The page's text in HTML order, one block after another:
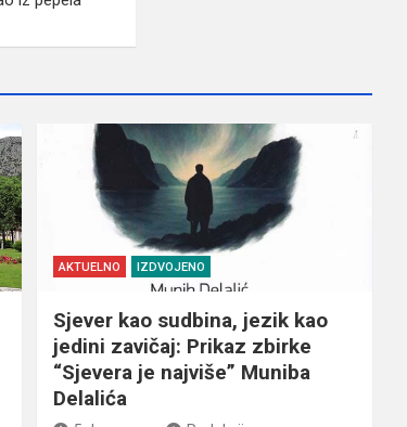
AKTUELNO IZDVOJENO
Sjever kao sudbina, jezik kao
jedini zavičaj: Prikaz zbirke
“Sjevera je najviše” Muniba
Delalića